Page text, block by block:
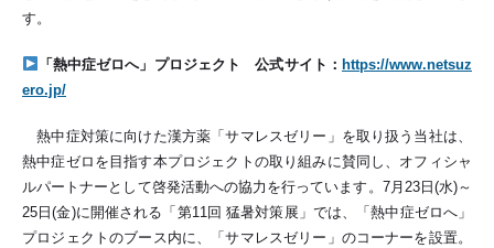
す。
「熱中症ゼロへ」プロジェクト 公式サイト： https://www.netsuz
ero.jp/
熱中症対策に向けた漢方薬「サマレスゼリー」を取り扱う当社は、
熱中症ゼロを目指す本プロジェクトの取り組みに賛同し、オフィシャ
ルパートナーとして啓発活動への協力を行っています。7月23日(水)～
25日(金)に開催される「第11回 猛暑対策展」では、「熱中症ゼロへ」
プロジェクトのブース内に、「サマレスゼリー」のコーナーを設置。